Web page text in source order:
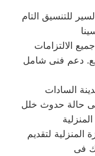
للتنسيق التام
الالتزامات
دعم فنى شامل
حالة حدوث خلل
المنزلية لتقديم
فى